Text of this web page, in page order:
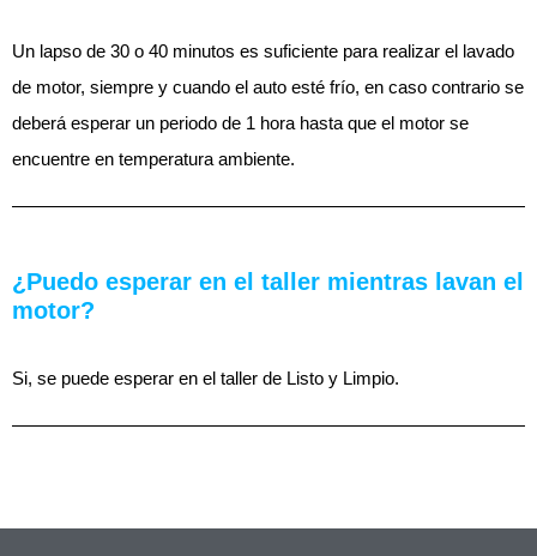
Un lapso de 30 o 40 minutos es suficiente para realizar el lavado
de motor, siempre y cuando el auto esté frío, en caso contrario se
deberá esperar un periodo de 1 hora hasta que el motor se
encuentre en temperatura ambiente.
¿Puedo esperar en el taller mientras lavan el
motor?
Si, se puede esperar en el taller de Listo y Limpio.